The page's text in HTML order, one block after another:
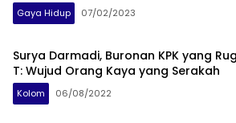
Gaya Hidup 07/02/2023
Surya Darmadi, Buronan KPK yang
T: Wujud Orang Kaya yang Serakah
Kolom 06/08/2022